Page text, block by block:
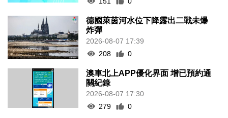
德國萊茵河水位下降露出二戰未爆
炸彈
2026-08-07 17:39
208
0
澳車北上APP優化界面 增已預約通
關紀錄
2026-08-07 17:30
279
0